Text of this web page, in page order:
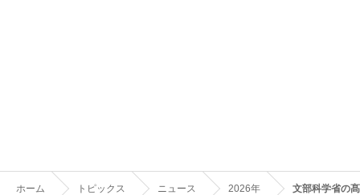
ホーム トピックス ニュース 2026年 文部科学省の